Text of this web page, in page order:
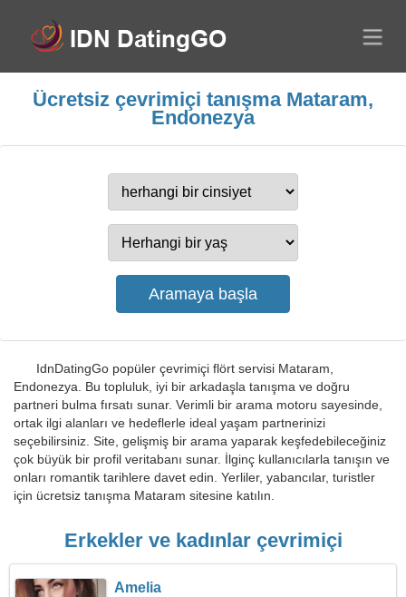
Ücretsiz çevrimiçi tanışma Mataram,
Endonezya
IdnDatingGo popüler çevrimiçi flört servisi Mataram,
Endonezya. Bu topluluk, iyi bir arkadaşla tanışma ve doğru
partneri bulma fırsatı sunar. Verimli bir arama motoru sayesinde,
ortak ilgi alanları ve hedeflerle ideal yaşam partnerinizi
seçebilirsiniz. Site, gelişmiş bir arama yaparak keşfedebileceğiniz
çok büyük bir profil veritabanı sunar. İlginç kullanıcılarla tanışın ve
onları romantik tarihlere davet edin. Yerliler, yabancılar, turistler
için ücretsiz tanışma Mataram sitesine katılın.
Erkekler ve kadınlar çevrimiçi
Amelia